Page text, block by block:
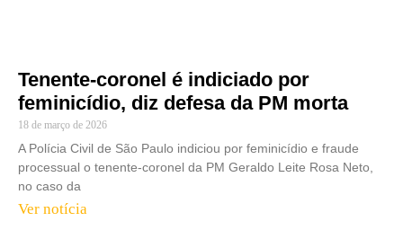
Tenente-coronel é indiciado por
feminicídio, diz defesa da PM morta
18 de março de 2026
A Polícia Civil de São Paulo indiciou por feminicídio e fraude
processual o tenente-coronel da PM Geraldo Leite Rosa Neto,
no caso da
Ver notícia